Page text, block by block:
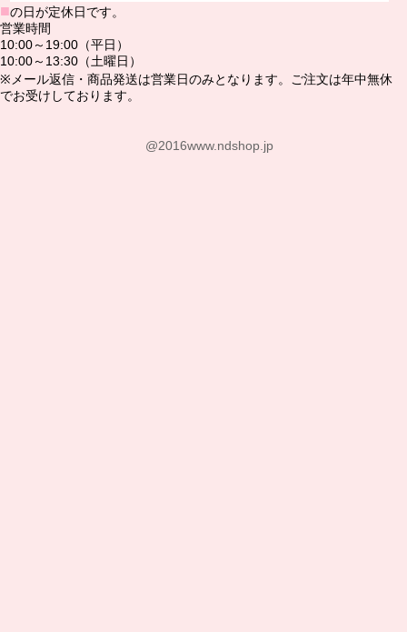
■の日が定休日です。
営業時間
10:00～19:00（平日）
10:00～13:30（土曜日）
※メール返信・商品発送は営業日のみとなります。ご注文は年中無休
でお受けしております。
@2016www.ndshop.jp